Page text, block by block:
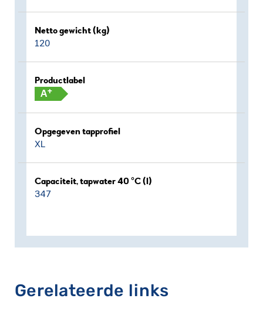
Netto gewicht (kg)
120
Productlabel
A+
Opgegeven tapprofiel
XL
Capaciteit, tapwater 40 °C (l)
347
Gerelateerde links